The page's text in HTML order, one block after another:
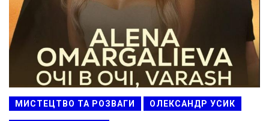
МИСТЕЦТВО ТА РОЗВАГИ ОЛЕКСАНДР УСИК